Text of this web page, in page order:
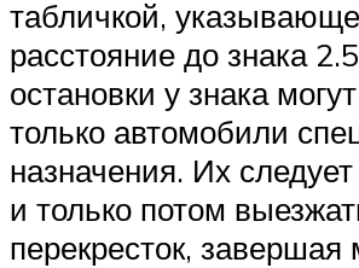
табличкой,
расстояние до знака
остановки у знака
только автомобили
назначения. Их
и только потом
перекресток, завершая